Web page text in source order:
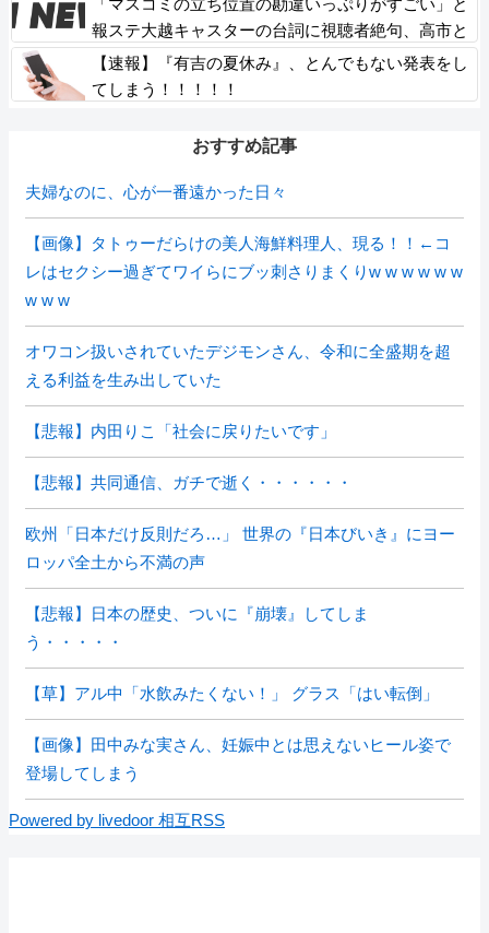
「マスコミの立ち位置の勘違いっぷりがすごい」と
報ステ大越キャスターの台詞に視聴者絶句、高市と
トランプを同列視させようという思惑がひしひしと
【速報】『有吉の夏休み』、とんでもない発表をし
てしまう！！！！！
おすすめ記事
夫婦なのに、心が一番遠かった日々
【画像】タトゥーだらけの美人海鮮料理人、現る！！←コ
レはセクシー過ぎてワイらにブッ刺さりまくりw w w w w w
w w w
オワコン扱いされていたデジモンさん、令和に全盛期を超
える利益を生み出していた
【悲報】内田りこ「社会に戻りたいです」
【悲報】共同通信、ガチで逝く・・・・・・
欧州「日本だけ反則だろ…」 世界の『日本びいき』にヨー
ロッパ全土から不満の声
【悲報】日本の歴史、ついに『崩壊』してしま
う・・・・・
【草】アル中「水飲みたくない！」 グラス「はい転倒」
【画像】田中みな実さん、妊娠中とは思えないヒール姿で
登場してしまう
Powered by livedoor 相互RSS